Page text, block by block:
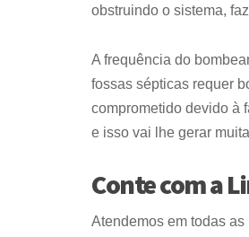
obstruindo o sistema,
A frequência do
fossas sépticas requer
comprometido devido à
e isso vai lhe gerar
Conte com a
Atendemos em todas